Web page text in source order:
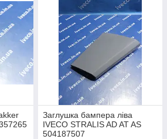
Заглушка бампера ліва
IVECO STRALIS AD AT AS
504187507